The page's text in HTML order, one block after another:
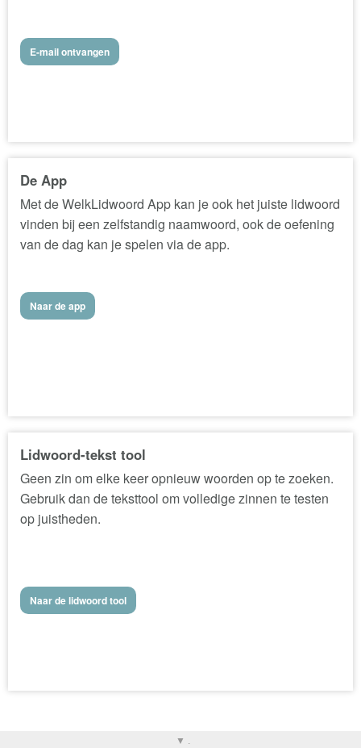
E-mail ontvangen
De App
Met de WelkLidwoord App kan je ook het juiste lidwoord
vinden bij een zelfstandig naamwoord, ook de oefening
van de dag kan je spelen via de app.
Naar de app
Lidwoord-tekst tool
Geen zin om elke keer opnieuw woorden op te zoeken.
Gebruik dan de teksttool om volledige zinnen te testen
op juistheden.
Naar de lidwoord tool
▼ .